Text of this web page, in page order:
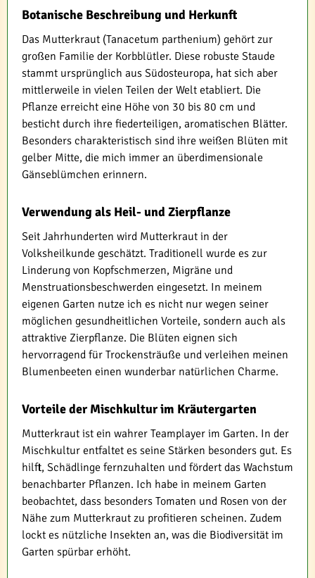
Botanische Beschreibung und Herkunft
Das Mutterkraut (Tanacetum parthenium) gehört zur
großen Familie der Korbblütler. Diese robuste Staude
stammt ursprünglich aus Südosteuropa, hat sich aber
mittlerweile in vielen Teilen der Welt etabliert. Die
Pflanze erreicht eine Höhe von 30 bis 80 cm und
besticht durch ihre fiederteiligen, aromatischen Blätter.
Besonders charakteristisch sind ihre weißen Blüten mit
gelber Mitte, die mich immer an überdimensionale
Gänseblümchen erinnern.
Verwendung als Heil- und Zierpflanze
Seit Jahrhunderten wird Mutterkraut in der
Volksheilkunde geschätzt. Traditionell wurde es zur
Linderung von Kopfschmerzen, Migräne und
Menstruationsbeschwerden eingesetzt. In meinem
eigenen Garten nutze ich es nicht nur wegen seiner
möglichen gesundheitlichen Vorteile, sondern auch als
attraktive Zierpflanze. Die Blüten eignen sich
hervorragend für Trockensträuße und verleihen meinen
Blumenbeeten einen wunderbar natürlichen Charme.
Vorteile der Mischkultur im Kräutergarten
Mutterkraut ist ein wahrer Teamplayer im Garten. In der
Mischkultur entfaltet es seine Stärken besonders gut. Es
hilft, Schädlinge fernzuhalten und fördert das Wachstum
benachbarter Pflanzen. Ich habe in meinem Garten
beobachtet, dass besonders Tomaten und Rosen von der
Nähe zum Mutterkraut zu profitieren scheinen. Zudem
lockt es nützliche Insekten an, was die Biodiversität im
Garten spürbar erhöht.